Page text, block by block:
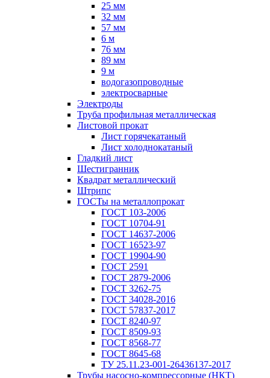
25 мм
32 мм
57 мм
6 м
76 мм
89 мм
9 м
водогазопроводные
электросварные
Электроды
Труба профильная металлическая
Листовой прокат
Лист горячекатаный
Лист холоднокатаный
Гладкий лист
Шестигранник
Квадрат металлический
Штрипс
ГОСТы на металлопрокат
ГОСТ 103-2006
ГОСТ 10704-91
ГОСТ 14637-2006
ГОСТ 16523-97
ГОСТ 19904-90
ГОСТ 2591
ГОСТ 2879-2006
ГОСТ 3262-75
ГОСТ 34028-2016
ГОСТ 57837-2017
ГОСТ 8240-97
ГОСТ 8509-93
ГОСТ 8568-77
ГОСТ 8645-68
ТУ 25.11.23-001-26436137-2017
Трубы насосно-компрессорные (НКТ)